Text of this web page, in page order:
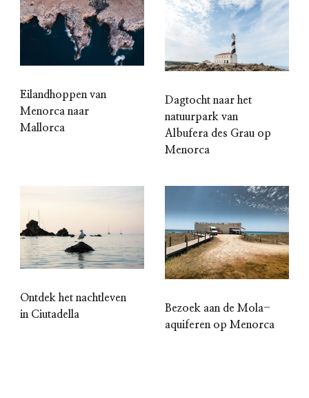
Eilandhoppen van
Menorca naar
Mallorca
Dagtocht naar het
natuurpark van
Albufera des Grau op
Menorca
Ontdek het nachtleven
in Ciutadella
Bezoek aan de Mola-
aquiferen op Menorca